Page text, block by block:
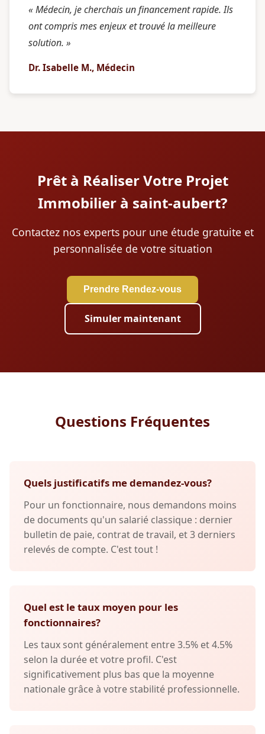
« Médecin, je cherchais un financement rapide. Ils
ont compris mes enjeux et trouvé la meilleure
solution. »
Dr. Isabelle M., Médecin
Prêt à Réaliser Votre Projet
Immobilier à saint-aubert?
Contactez nos experts pour une étude gratuite et
personnalisée de votre situation
Prendre Rendez-vous
Simuler maintenant
Questions Fréquentes
Quels justificatifs me demandez-vous?
Pour un fonctionnaire, nous demandons moins
de documents qu'un salarié classique : dernier
bulletin de paie, contrat de travail, et 3 derniers
relevés de compte. C'est tout !
Quel est le taux moyen pour les
fonctionnaires?
Les taux sont généralement entre 3.5% et 4.5%
selon la durée et votre profil. C'est
significativement plus bas que la moyenne
nationale grâce à votre stabilité professionnelle.